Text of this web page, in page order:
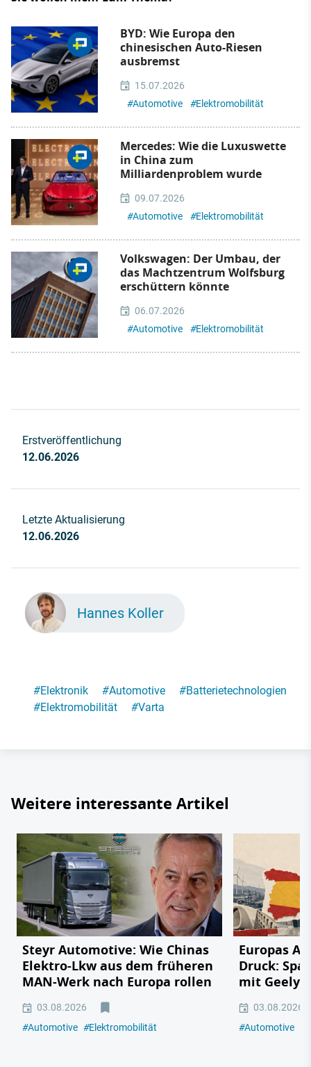
BYD: Wie Europa den
chinesischen Auto-Riesen
ausbremst
15.07.2026
#Automotive #Elektromobilität
Mercedes: Wie die Luxuswette
in China zum
Milliardenproblem wurde
09.07.2026
#Automotive #Elektromobilität
Volkswagen: Der Umbau, der
das Machtzentrum Wolfsburg
erschüttern könnte
06.07.2026
#Automotive #Elektromobilität
Erstveröffentlichung
12.06.2026
Letzte Aktualisierung
12.06.2026
Hannes Koller
#Elektronik #Automotive #Batterietechnologien
#Elektromobilität #Varta
Weitere interessante Artikel
Steyr Automotive: Wie Chinas
Elektro-Lkw aus dem früheren
MAN-Werk nach Europa rollen
03.08.2026
#Automotive #Elektromobilität
Europas
Druck:
mit Geely,
03.08.2026
#Automotive